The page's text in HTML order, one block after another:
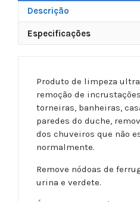
Descrição
Especificações
Produto de limpeza
remoção de
torneiras, banheiras,
paredes do duche,
dos chuveiros que não
normalmente.
Remove nódoas de
urina e verdete.